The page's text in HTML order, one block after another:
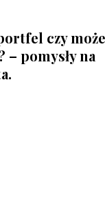
czy może
– pomysły na